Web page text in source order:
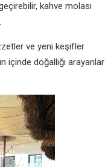
kahve molası
ve yeni keşifler
içinde doğallığı arayanlar